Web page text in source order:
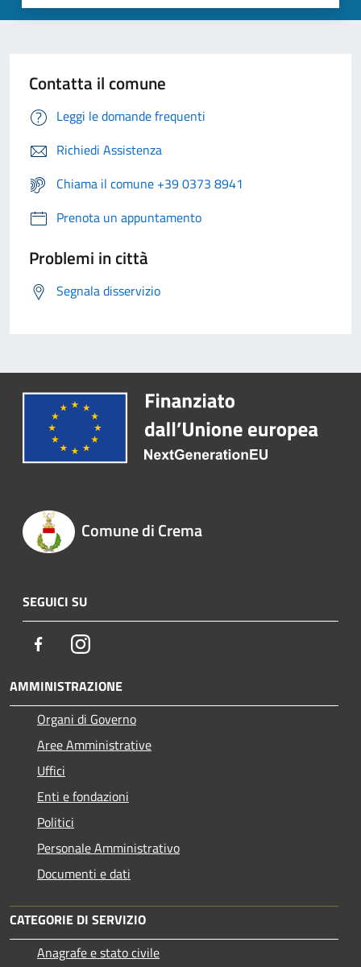
Contatta il comune
Leggi le domande frequenti
Richiedi Assistenza
Chiama il comune +39 0373 8941
Prenota un appuntamento
Problemi in città
Segnala disservizio
Comune di Crema
SEGUICI SU
FacebookInstagram
AMMINISTRAZIONE
Organi di Governo
Aree Amministrative
Uffici
Enti e fondazioni
Politici
Personale Amministrativo
Documenti e dati
CATEGORIE DI SERVIZIO
Anagrafe e stato civile